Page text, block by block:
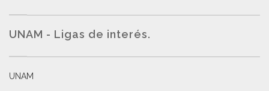
UNAM - Ligas de interés.
UNAM